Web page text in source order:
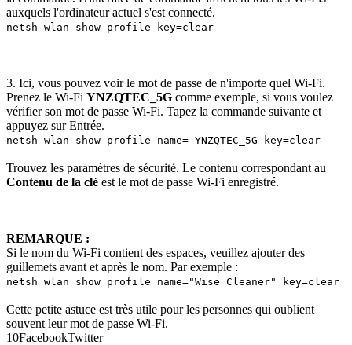
auxquels l'ordinateur actuel s'est connecté.
netsh wlan show profile key=clear
3. Ici, vous pouvez voir le mot de passe de n'importe quel Wi-Fi.
Prenez le Wi-Fi YNZQTEC_5G comme exemple, si vous voulez
vérifier son mot de passe Wi-Fi. Tapez la commande suivante et
appuyez sur Entrée.
netsh wlan show profile name= YNZQTEC_5G key=clear
Trouvez les paramètres de sécurité. Le contenu correspondant au
Contenu de la clé est le mot de passe Wi-Fi enregistré.
REMARQUE :
Si le nom du Wi-Fi contient des espaces, veuillez ajouter des
guillemets avant et après le nom. Par exemple :
netsh wlan show profile name="Wise Cleaner" key=clear
Cette petite astuce est très utile pour les personnes qui oublient
souvent leur mot de passe Wi-Fi.
10FacebookTwitter